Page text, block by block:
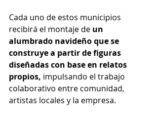
Cada uno de estos municipios
recibirá el montaje de un
alumbrado navideño que se
construye a partir de figuras
diseñadas con base en relatos
propios, impulsando el trabajo
colaborativo entre comunidad,
artistas locales y la empresa.